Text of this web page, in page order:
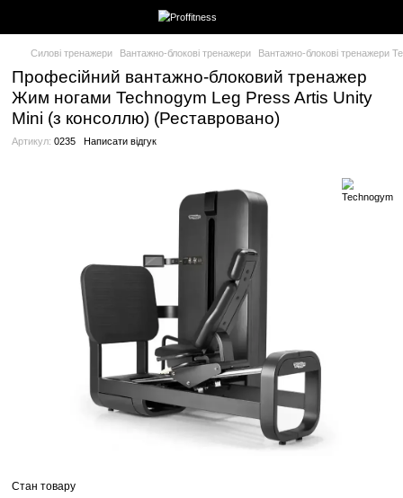
Професійний вантажно-блоковий
Жим ногами Technogym Leg Press
Mini (з консоллю) (Реставровано)